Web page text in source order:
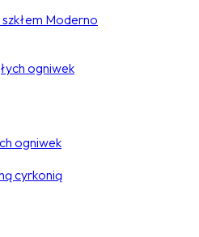
Moderno
ogniwek